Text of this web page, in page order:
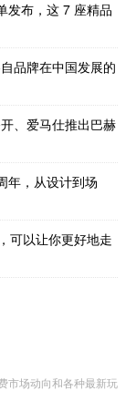
发布，这 7 座精品
品牌在中国发展的
、爱马仕推出巴赫
年，从设计到场
可以让你更好地走
市场动向和各种最新玩